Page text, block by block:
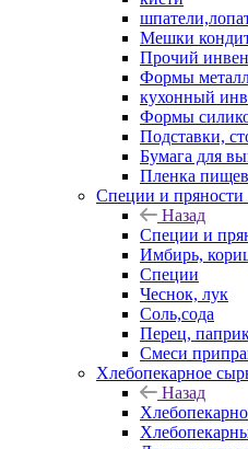
Мешки
Прочий
Формы
кухонный
Формы
Подставки,
Бумага для
Пленка
Специи и пряности
Назад
Специи и
Имбирь,
Специи
Чеснок, лук
Соль,сода
Перец,
Смеси
Хлебопекарное
Назад